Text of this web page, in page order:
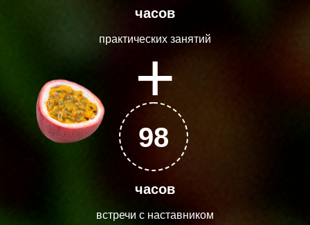
часов
часов
практических занятий
98
встречи с наставником
+